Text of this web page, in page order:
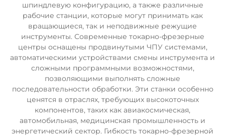
шпиндлевую конфигурацию, а также различные
рабочие станции, которые могут принимать как
вращающиеся, так и неподвижные режущие
инструменты. Современные токарно-фрезерные
центры оснащены продвинутыми ЧПУ системами,
автоматическими устройствами смены инструмента и
сложными программными возможностями,
позволяющими выполнять сложные
последовательности обработки. Эти станки особенно
ценятся в отраслях, требующих высокоточных
компонентов, таких как авиакосмическая,
автомобильная, медицинская промышленность и
энергетический сектор. Гибкость токарно-фрезерной